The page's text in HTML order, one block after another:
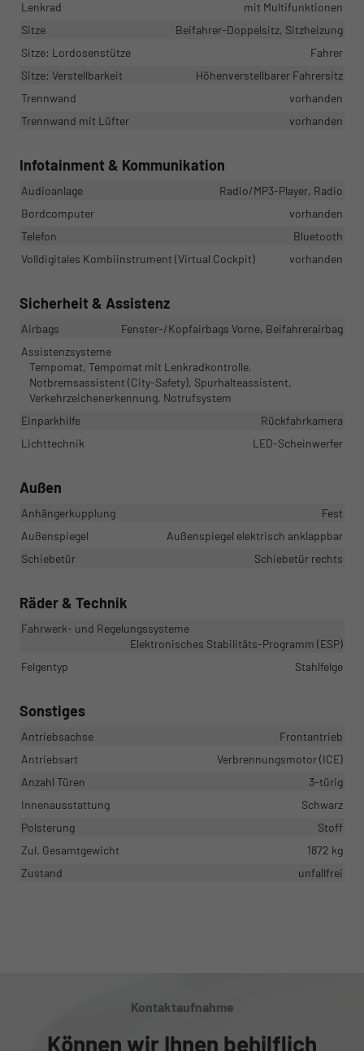
Lenkrad
mit Multifunktionen
Sitze
Beifahrer-Doppelsitz, Sitzheizung
Sitze: Lordosenstütze
Fahrer
Sitze: Verstellbarkeit
Höhenverstellbarer Fahrersitz
Trennwand
vorhanden
Trennwand mit Lüfter
vorhanden
Infotainment & Kommunikation
Audioanlage
Radio/MP3-Player, Radio
Bordcomputer
vorhanden
Telefon
Bluetooth
Volldigitales Kombiinstrument (Virtual Cockpit)
vorhanden
Sicherheit & Assistenz
Airbags
Fenster-/Kopfairbags Vorne, Beifahrerairbag
Assistenzsysteme
Tempomat, Tempomat mit Lenkradkontrolle,
Notbremsassistent (City-Safety), Spurhalteassistent,
Verkehrzeichenerkennung, Notrufsystem
Einparkhilfe
Rückfahrkamera
Lichttechnik
LED-Scheinwerfer
Außen
Anhängerkupplung
Fest
Außenspiegel
Außenspiegel elektrisch anklappbar
Schiebetür
Schiebetür rechts
Räder & Technik
Fahrwerk- und Regelungssysteme
Elektronisches Stabilitäts-Programm (ESP)
Felgentyp
Stahlfelge
Sonstiges
Antriebsachse
Frontantrieb
Antriebsart
Verbrennungsmotor (ICE)
Anzahl Türen
3-türig
Innenausstattung
Schwarz
Polsterung
Stoff
Zul. Gesamtgewicht
1872 kg
Zustand
unfallfrei
Kontaktaufnahme
Können wir Ihnen behilflich